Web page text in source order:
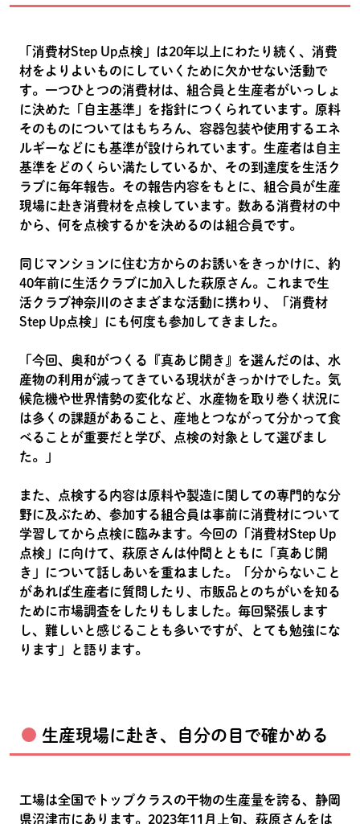
「消費材Step Up点検」は20年以上にわたり続く、消費
材をよりよいものにしていくために欠かせない活動で
す。一つひとつの消費材は、組合員と生産者がいっしょ
に決めた「自主基準」を指針につくられています。原料
そのものについてはもちろん、容器包装や使用するエネ
ルギーなどにも基準が設けられています。生産者は自主
基準をどのくらい満たしているか、その到達度を生活ク
ラブに毎年報告。その報告内容をもとに、組合員が生産
現場に赴き消費材を点検しています。数ある消費材の中
から、何を点検するかを決めるのは組合員です。
同じマンションに住む方からのお誘いをきっかけに、約
40年前に生活クラブに加入した萩原さん。これまで生
活クラブ神奈川のさまざまな活動に携わり、「消費材
Step Up点検」にも何度も参加してきました。
「今回、奥和がつくる『真あじ開き』を選んだのは、水
産物の利用が減ってきている現状がきっかけでした。気
候危機や世界情勢の変化など、水産物を取り巻く状況に
は多くの課題があること、産地とつながって分かって食
べることが重要だと学び、点検の対象として選びまし
た。」
また、点検する内容は原料や製造に関しての専門的な分
野に及ぶため、参加する組合員は事前に消費材について
学習してから点検に臨みます。今回の「消費材Step Up
点検」に向けて、萩原さんは仲間とともに「真あじ開
き」について話しあいを重ねました。「分からないこと
があれば生産者に質問したり、市販品とのちがいを知る
ために市場調査をしたりもしました。毎回緊張します
し、難しいと感じることも多いですが、とても勉強にな
ります」と語ります。
生産現場に赴き、自分の目で確かめる
工場は全国でトップクラスの干物の生産量を誇る、静岡
県沼津市にあります。2023年11月上旬、萩原さんをは